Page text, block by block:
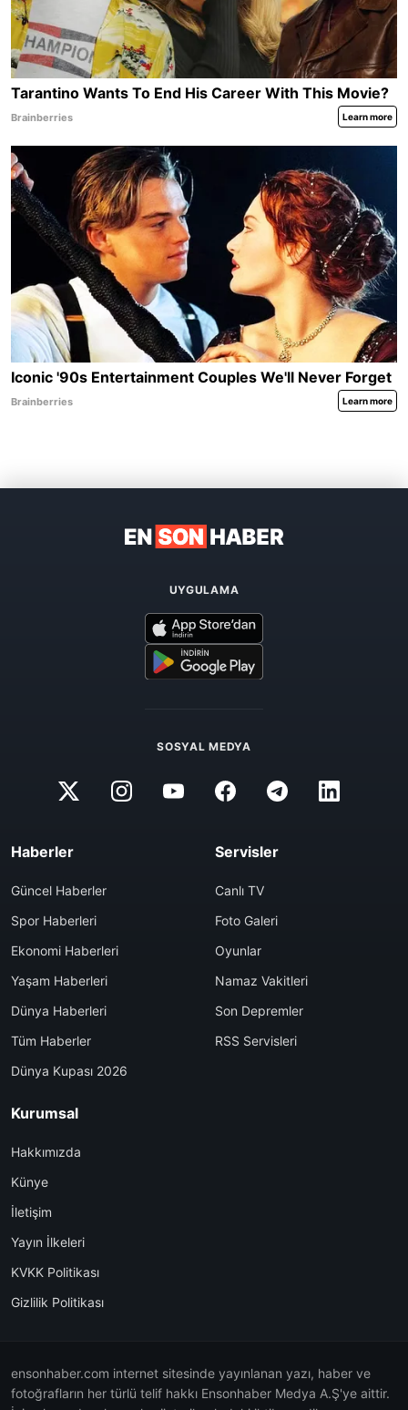
UYGULAMA
SOSYAL MEDYA
Haberler
Güncel Haberler
Spor Haberleri
Ekonomi Haberleri
Yaşam Haberleri
Dünya Haberleri
Tüm Haberler
Dünya Kupası 2026
Servisler
Canlı TV
Foto Galeri
Oyunlar
Namaz Vakitleri
Son Depremler
RSS Servisleri
Kurumsal
Hakkımızda
Künye
İletişim
Yayın İlkeleri
KVKK Politikası
Gizlilik Politikası
ensonhaber.com internet sitesinde yayınlanan yazı, haber ve
fotoğrafların her türlü telif hakkı Ensonhaber Medya A.Ş'ye aittir.